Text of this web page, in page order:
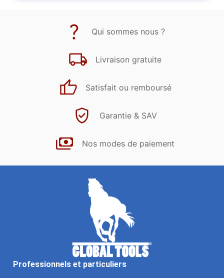
Qui sommes nous ?
Livraison gratuite
Satisfait ou remboursé
Garantie & SAV
Nos modes de paiement
Professionnels et particuliers